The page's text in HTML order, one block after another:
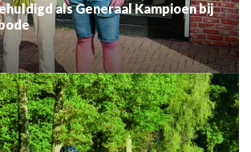
als Generaal Kampioen bij